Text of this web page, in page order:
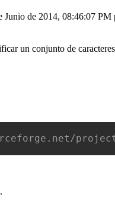
Junio de 2014, 08:46:07
un conjunto de